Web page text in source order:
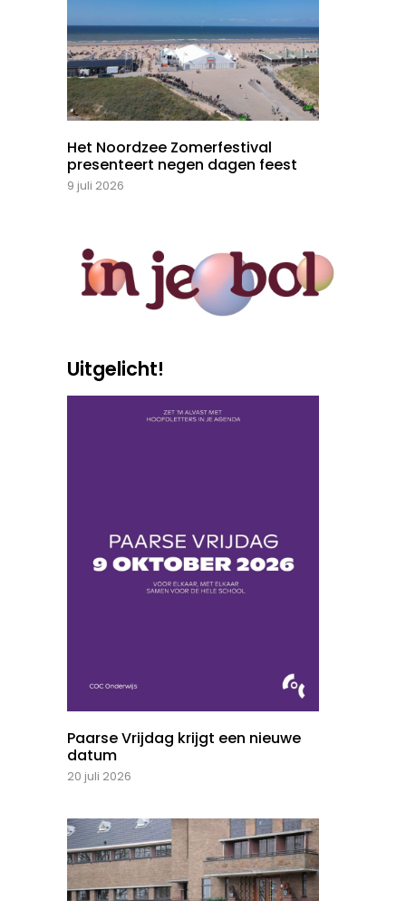
Het Noordzee Zomerfestival
presenteert negen dagen feest
9 juli 2026
Uitgelicht!
Paarse Vrijdag krijgt een nieuwe
datum
20 juli 2026